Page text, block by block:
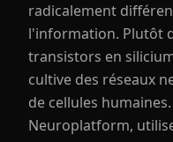
radicalement
l'information. Plutôt
transistors en
cultive des réseaux
de cellules
Neuroplatform,